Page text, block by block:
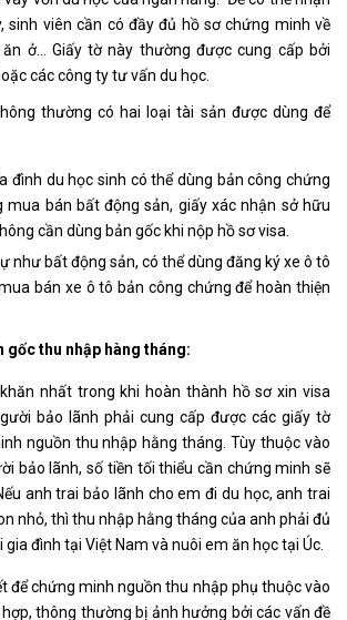
sinh viên cần có đầy đủ hồ sơ chứng minh về
ở… Giấy tờ này thường được cung cấp bởi
các công ty tư vấn du học.
thường có hai loại tài sản được dùng để
đình du học sinh có thể dùng bản công chứng
mua bán bất động sản, giấy xác nhận sở hữu
cần dùng bản gốc khi nộp hồ sơ visa.
như bất động sản, có thể dùng đăng ký xe ô tô
bán xe ô tô bản công chứng để hoàn thiện
gốc thu nhập hàng tháng:
nhất trong khi hoàn thành hồ sơ xin visa
bảo lãnh phải cung cấp được các giấy tờ
nguồn thu nhập hằng tháng. Tùy thuộc vào
bảo lãnh, số tiền tối thiểu cần chứng minh sẽ
anh trai bảo lãnh cho em đi du học, anh trai
nhỏ, thì thu nhập hằng tháng của anh phải đủ
đình tại Việt Nam và nuôi em ăn học tại Úc.
để chứng minh nguồn thu nhập phụ thuộc vào
thông thường bị ảnh hưởng bởi các vấn đề